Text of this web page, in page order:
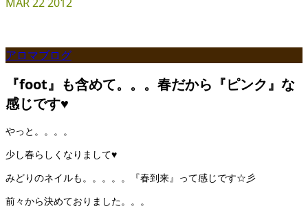
アロマブログ
『foot』も含めて。。。春だから『ピンク』な
感じです♥
やっと。。。。
少し春らしくなりまして♥
みどりのネイルも。。。。。『春到来』って感じです☆彡
前々から決めておりました。。。